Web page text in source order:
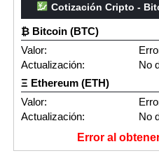
Cotización Cripto -
₿ Bitcoin (BTC)
Valor:
Actualización:
No
Ξ Ethereum (ETH)
Valor:
Actualización:
No
Error al